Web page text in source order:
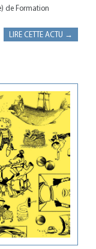
de Formation
LIRE CETTE ACTU →